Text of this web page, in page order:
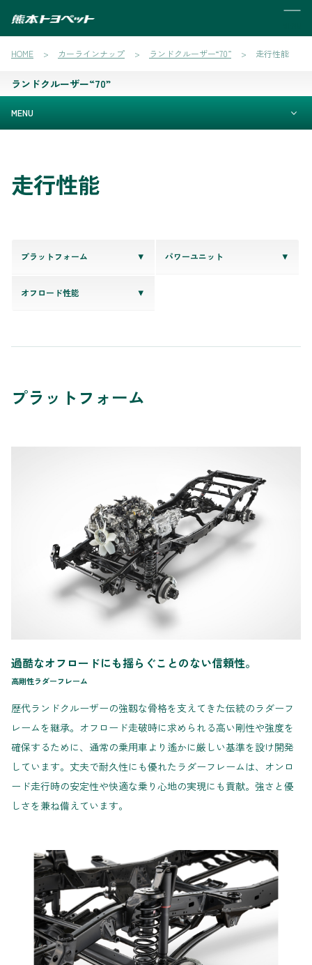
HOME カーラインナップ ランドクルーザー“70” 走行性能
ランドクルーザー“70”
MENU
走行性能
プラットフォーム パワーユニット
オフロード性能
プラットフォーム
過酷なオフロードにも揺らぐことのない信頼性。
高剛性ラダーフレーム
歴代ランドクルーザーの強靱な骨格を支えてきた伝統のラダーフ
レームを継承。オフロード走破時に求められる高い剛性や強度を
確保するために、通常の乗用車より遙かに厳しい基準を設け開発
しています。丈夫で耐久性にも優れたラダーフレームは、オンロ
ード走行時の安定性や快適な乗り心地の実現にも貢献。強さと優
しさを兼ね備えています。